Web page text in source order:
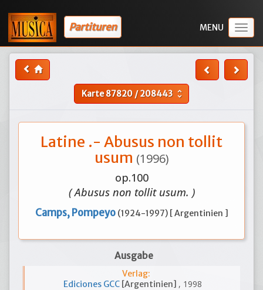
Partituren
Karte87820 /208443 unfold_more
Latine .- Abusus non tollit
usum (1996)
op.100
( Abusus non tollit usum. )
Camps, Pompeyo (1924-1997) [ Argentinien ]
Ausgabe
Verlag:
Ediciones GCC [Argentinien] , 1998